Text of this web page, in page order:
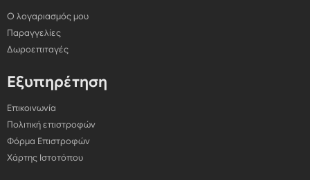
Ο λογαριασμός μου
Παραγγελίες
Δωροεπιταγές
Εξυπηρέτηση
Επικοινωνία
Πολιτική επιστροφών
Φόρμα Επιστροφών
Χάρτης Ιστοτόπου